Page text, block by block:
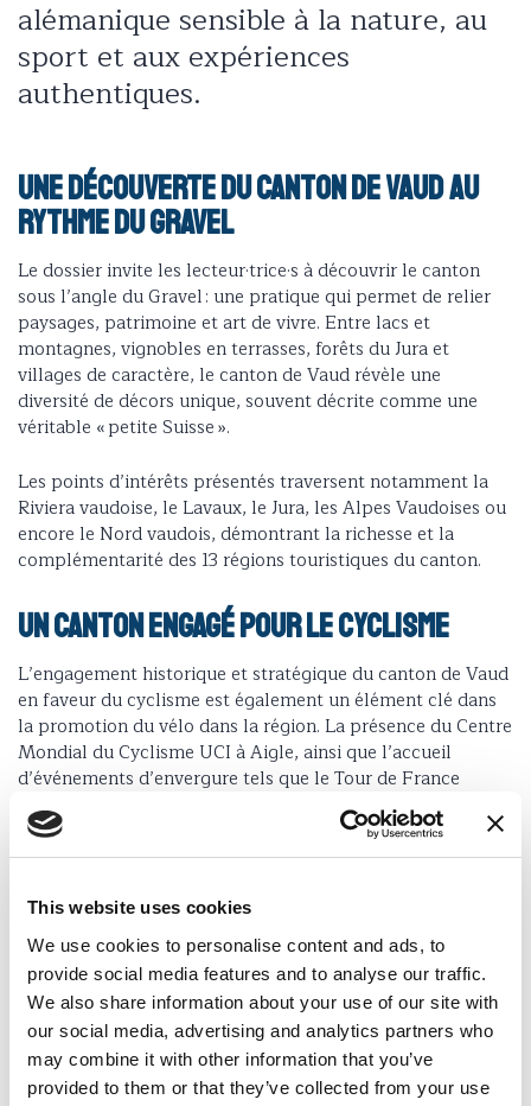
This website uses cookies
We use cookies to personalise content and ads, to
provide social media features and to analyse our traffic.
We also share information about your use of our site with
our social media, advertising and analytics partners who
may combine it with other information that you’ve
provided to them or that they’ve collected from your use
alémanique sensible à la nature, au
sport et aux expériences
authentiques.
Une découverte du canton de Vaud au
rythme du Gravel
Le dossier invite les lecteur·trice·s à découvrir le canton
sous l’angle du Gravel : une pratique qui permet de relier
paysages, patrimoine et art de vivre. Entre lacs et
montagnes, vignobles en terrasses, forêts du Jura et
villages de caractère, le canton de Vaud révèle une
diversité de décors unique, souvent décrite comme une
véritable « petite Suisse ».
Les points d’intérêts présentés traversent notamment la
Riviera vaudoise, le Lavaux, le Jura, les Alpes Vaudoises ou
encore le Nord vaudois, démontrant la richesse et la
complémentarité des 13 régions touristiques du canton.
Un canton engagé pour le cyclisme
L’engagement historique et stratégique du canton de Vaud
en faveur du cyclisme est également un élément clé dans
la promotion du vélo dans la région. La présence du Centre
Mondial du Cyclisme UCI à Aigle, ainsi que l’accueil
d’événements d’envergure tels que le Tour de France
Femmes avec Zwift 2026 ou les Championnats du monde
de Gravel prévus en 2029 à Villars, illustrent cette
ambition forte.
Le supplément donne également la parole à Noemi Rüegg,
l’une des figures montantes du cyclisme suisse. Dans une
interview exclusive, la coureuse revient sur son parcours,
ses performances récentes et son rapport au vélo, en
soulignant la diversité exceptionnelle des terrains vaudois,
allant des rives du Léman aux ascensions alpines.